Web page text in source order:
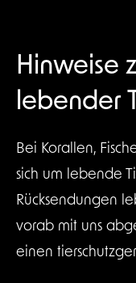
Hinweise
lebender
Bei Korallen,
sich um lebende
Rücksendungen
vorab mit uns
einen